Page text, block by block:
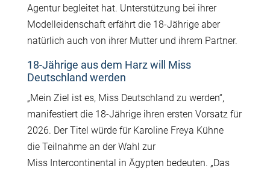
Agentur begleitet hat. Unterstützung bei ihrer
Modelleidenschaft erfährt die 18-Jährige aber
natürlich auch von ihrer Mutter und ihrem Partner.
18-Jährige aus dem Harz will Miss
Deutschland werden
„Mein Ziel ist es, Miss Deutschland zu werden“,
manifestiert die 18-Jährige ihren ersten Vorsatz für
2026. Der Titel würde für Karoline Freya Kühne
die Teilnahme an der Wahl zur
Miss Intercontinental in Ägypten bedeuten. „Das